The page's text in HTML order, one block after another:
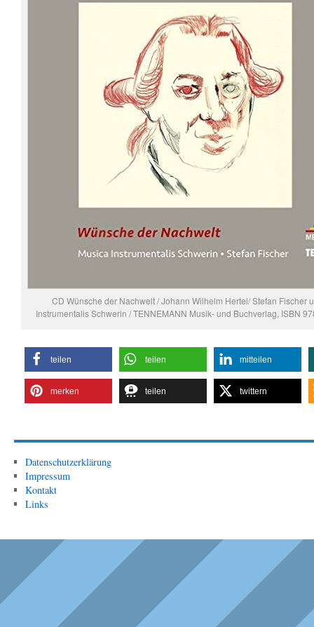
CD Wünsche der Nachwelt / Johann Wilhelm Hertel/ Stefan Fischer
Instrumentalis Schwerin / TENNEMANN Musik- und Buchverlag, ISBN
teilen teilen mitteilen
merken teilen twittern
Datenschutzerklärung
Impressum
Kontakt
Links